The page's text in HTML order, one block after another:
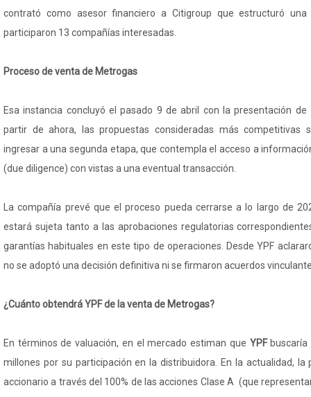
contrató como asesor financiero a Citigroup que estructuró
participaron 13 compañías interesadas.
Proceso de venta de Metrogas
Esa instancia concluyó el pasado 9 de abril con la presentación
partir de ahora, las propuestas consideradas más competitivas
ingresar a una segunda etapa, que contempla el acceso a
(due diligence) con vistas a una eventual transacción.
La compañía prevé que el proceso pueda cerrarse a lo largo de
estará sujeta tanto a las aprobaciones regulatorias
garantías habituales en este tipo de operaciones. Desde YPF
no se adoptó una decisión definitiva ni se firmaron acuerdos
¿Cuánto obtendrá YPF de la venta de Metrogas?
En términos de valuación, en el mercado estiman que YPF
millones por su participación en la distribuidora. En la actualidad,
accionario a través del 100% de las acciones Clase A (que